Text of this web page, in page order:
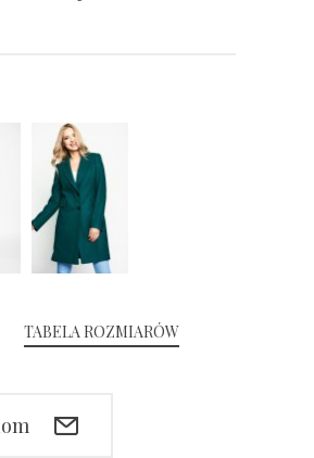
TABELA ROZMIARÓW